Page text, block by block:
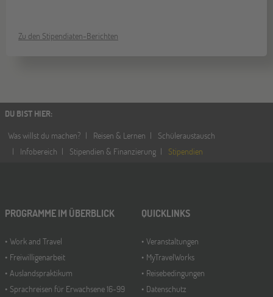
Zu den Stipendiaten-Berichten
DU BIST HIER:
Was willst du machen?
Reisen & Lernen
Schüleraustausch
Infobereich
Stipendien & Finanzierung Stipendien
PROGRAMME IM ÜBERBLICK
Work and Travel
Freiwilligenarbeit
Auslandspraktikum
Sprachreisen für Erwachsene 16-99
QUICKLINKS
Veranstaltungen
MyTravelWorks
Reisebedingungen
Datenschutz